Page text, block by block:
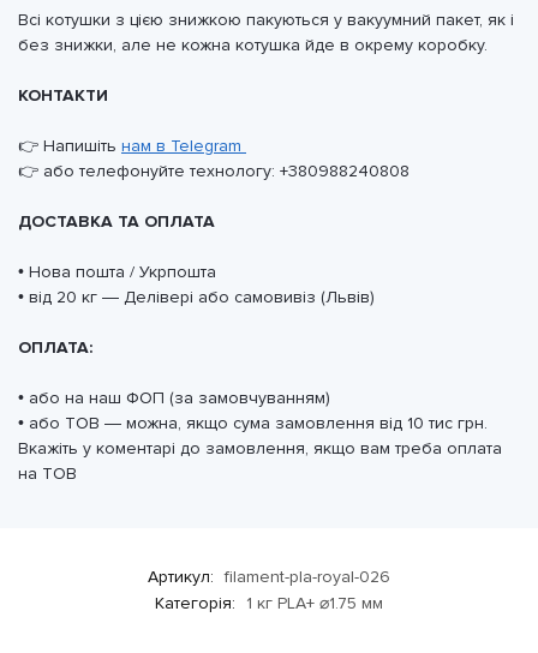
Всі котушки з цією знижкою пакуються у вакуумний пакет, як і
без знижки, але не кожна котушка йде в окрему коробку.
КОНТАКТИ
👉 Напишіть нам в Telegram
👉 або телефонуйте технологу: +380988240808
ДОСТАВКА ТА ОПЛАТА
• Нова пошта / Укрпошта
• від 20 кг — Делівері або самовивіз (Львів)
ОПЛАТА:
• або на наш ФОП (за замовчуванням)
• або ТОВ — можна, якщо сума замовлення від 10 тис грн.
Вкажіть у коментарі до замовлення, якщо вам треба оплата
на ТОВ
Артикул: filament-pla-royal-026
Категорія:
1 кг PLA+ ⌀1.75 мм